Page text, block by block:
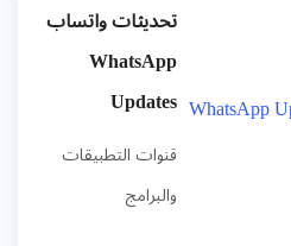
تحديثات واتساب
WhatsApp
Updates
قنوات التطبيقات
والبرامج